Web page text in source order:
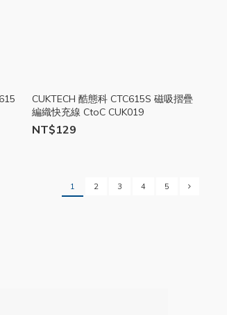
CUKTECH 酷態科 CTC615S 磁吸摺疊
編織快充線 CtoC CUK019
NT$129
1 2 3 4 5